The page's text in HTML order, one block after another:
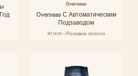
Overseas
Overseas С Автоматическим
Подзаводом
41 mm - Розовое золото